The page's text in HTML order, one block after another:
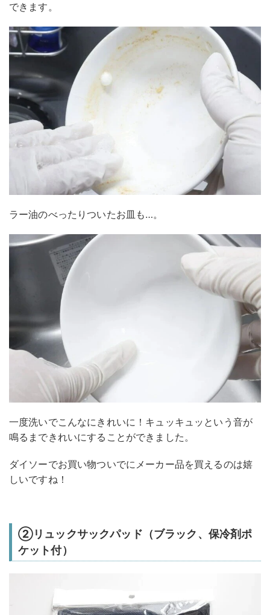
できます。
ラー油のべったりついたお皿も…。
一度洗いでこんなにきれいに！キュッキュッという音が
鳴るまできれいにすることができました。
ダイソーでお買い物ついでにメーカー品を買えるのは嬉
しいですね！
②リュックサックパッド（ブラック、保冷剤ポ
ケット付）